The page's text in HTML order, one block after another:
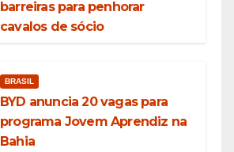
barreiras para penhorar
cavalos de sócio
BRASIL
BYD anuncia 20 vagas para
programa Jovem Aprendiz na
Bahia